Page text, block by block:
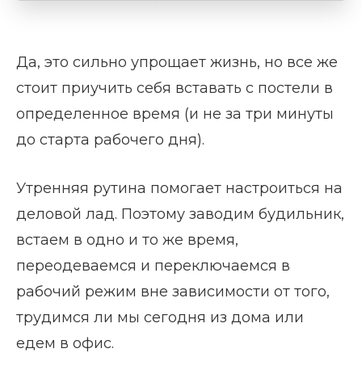
Да, это сильно упрощает жизнь, но все же
стоит приучить себя вставать с постели в
определенное время (и не за три минуты
до старта рабочего дня).
Утренняя рутина помогает настроиться на
деловой лад. Поэтому заводим будильник,
встаем в одно и то же время,
переодеваемся и переключаемся в
рабочий режим вне зависимости от того,
трудимся ли мы сегодня из дома или
едем в офис.